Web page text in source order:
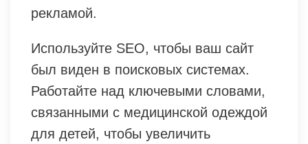
рекламой.
Используйте SEO, чтобы ваш сайт
был виден в поисковых системах.
Работайте над ключевыми словами,
связанными с медицинской одеждой
для детей, чтобы увеличить